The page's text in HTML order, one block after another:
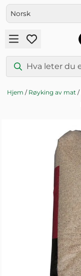
Hopp til innhold
Hjem / Røyking av mat /